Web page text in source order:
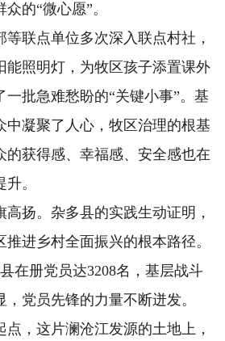
的“微心愿”。
联点单位多次深入联点村社，
能照明灯，为牧区孩子添置课外
一批急难愁盼的“关键小事”。基
中凝聚了人心，牧区治理的根基
的获得感、幸福感、安全感也在
。
扬。杂多县的实践生动证明，
进乡村全面振兴的根本路径。
在册党员达3208名，基层战斗
党员先锋的力量不断迸发。
，这片澜沧江发源的土地上，